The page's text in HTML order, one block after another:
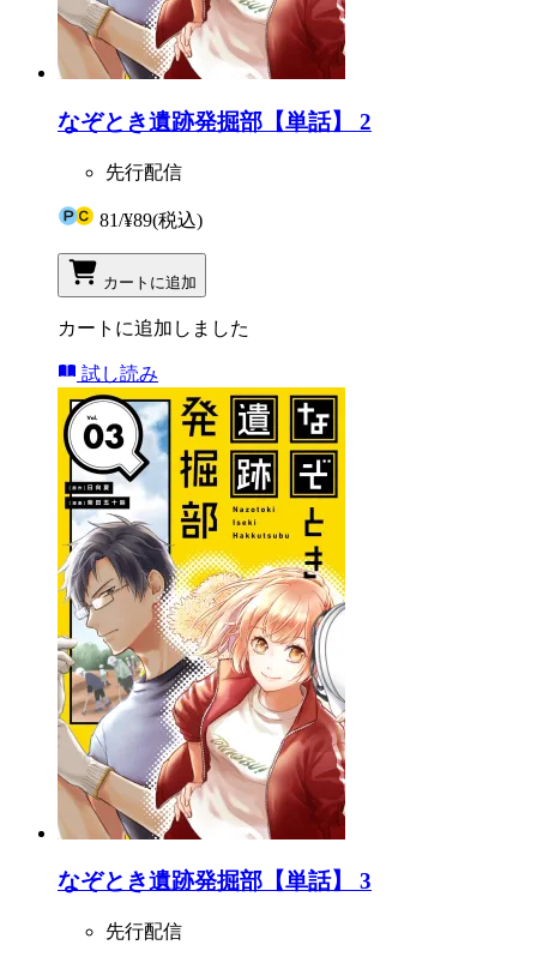
なぞとき遺跡発掘部【単話】 2
先行配信
81/¥89(税込)
カートに追加
カートに追加しました
試し読み
なぞとき遺跡発掘部【単話】 3
先行配信